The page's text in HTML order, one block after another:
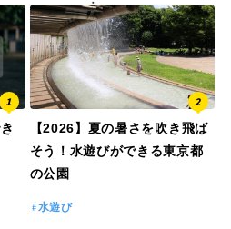
特徴で探す
【2026】夏の暑さを吹き飛ば
そう！水遊びができる東京都
の公園
水遊び